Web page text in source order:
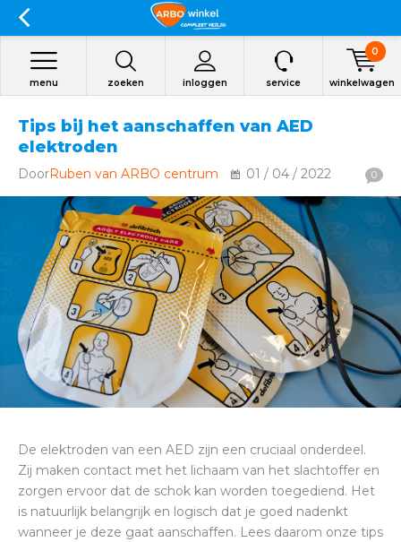
zoeken inloggen
menu service winkelwagen
0
Tips bij het aanschaffen van AED
elektroden
DoorRuben van ARBO centrum 01 / 04 / 2022 0
De elektroden van een AED zijn een cruciaal onderdeel.
Zij maken contact met het lichaam van het slachtoffer en
zorgen ervoor dat de schok kan worden toegediend. Het
is natuurlijk belangrijk en logisch dat je goed nadenkt
wanneer je deze gaat aanschaffen. Lees daarom onze tips